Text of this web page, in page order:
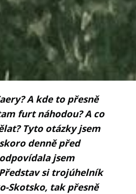
A kde to přesně
furt náhodou? A co
Tyto otázky jsem
denně před
jsem
si trojúhelník
Skotsko, tak přesně